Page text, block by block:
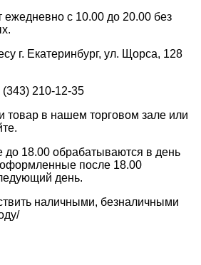
ежедневно с 10.00 до 20.00 без
г. Екатеринбург, ул. Щорса, 128
210-12-35
товар в нашем торговом зале или
18.00 обрабатываются в день
после 18.00
день.
наличными, безналичными